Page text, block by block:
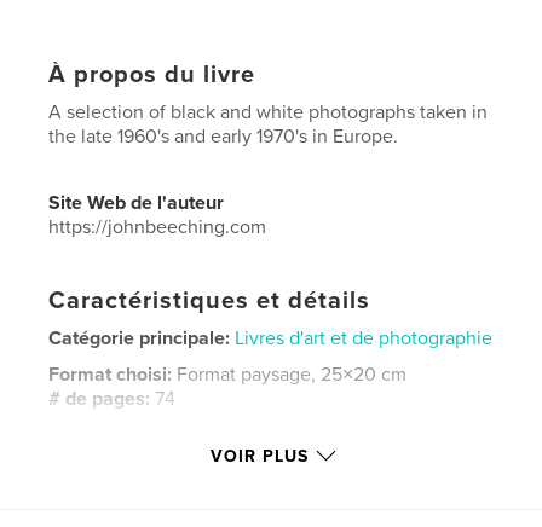
À propos du livre
A selection of black and white photographs taken in
the late 1960's and early 1970's in Europe.
Site Web de l'auteur
https://johnbeeching.com
Caractéristiques et détails
Catégorie principale: Livres d'art et de photographie
Format choisi: Format paysage, 25×20 cm
# de pages:74
VOIR PLUS